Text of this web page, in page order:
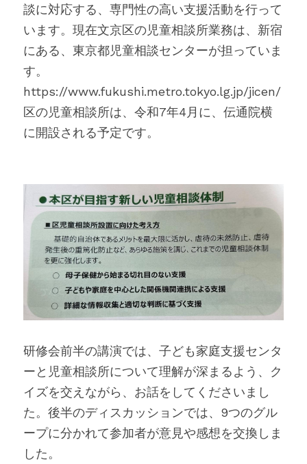
談に対応する、専門性の高い支援活動を行って
います。現在文京区の児童相談所業務は、新宿
にある、東京都児童相談センターが担っていま
す。
https://www.fukushi.metro.tokyo.lg.jp/jicen/
区の児童相談所は、令和7年4月に、伝通院横
に開設される予定です。
研修会前半の講演では、子ども家庭支援センタ
ーと児童相談所について理解が深まるよう、ク
イズを交えながら、お話をしてくださいまし
た。後半のディスカッションでは、9つのグル
ープに分かれて参加者が意見や感想を交換しま
した。